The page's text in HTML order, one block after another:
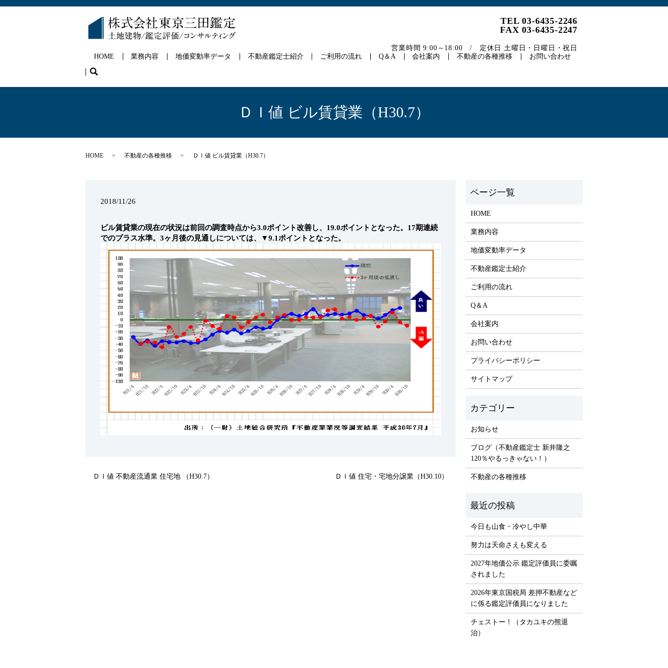
HOME 業務内容 地価変動率データ 不動産鑑定士紹介 ご利用の流れ Q＆A 会社案内 不動産の各種推移 お問い合わせ
search
TEL 03-6435-2246
FAX 03-6435-2247
営業時間 9:00～18:00 / 定休日 土曜日・日曜日・祝日
ＤＩ値 ビル賃貸業（H30.7）
HOME 不動産の各種推移 ＤＩ値 ビル賃貸業（H30.7）
2018/11/26
ビル賃貸業の現在の状況は前回の調査時点から3.0ポイント改善し、19.0ポイントとなった。17期連続
でのプラス水準。3ヶ月後の見通しについては、▼9.1ポイントとなった。
ＤＩ値 不動産流通業 住宅地 （H30.7） ＤＩ値 住宅・宅地分譲業（H30.10）
HOME
業務内容
地価変動率データ
不動産鑑定士紹介
ご利用の流れ
Q＆A
会社案内
お問い合わせ
プライバシーポリシー
サイトマップ
お知らせ
ブログ（不動産鑑定士 新井隆之
120％やるっきゃない！）
不動産の各種推移
今日も山食・冷やし中華
努力は天命さえも変える
2027年地価公示 鑑定評価員に委嘱
されました
2026年東京国税局 差押不動産など
に係る鑑定評価員になりました
チェストー！（タカユキの熊退
治）